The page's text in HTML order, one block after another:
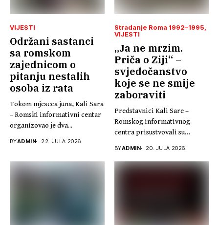
VIJESTI
Održani sastanci
sa romskom
zajednicom o
pitanju nestalih
osoba iz rata
Tokom mjeseca juna, Kali Sara
– Romski informativni centar
organizovao je dva...
BYADMIN 22. JULA 2026.
Stradanje Roma 1992–1995
VIJESTI
„Ja ne mrzim.
Priča o Ziji“ –
svjedočanstvo
koje se ne smije
zaboraviti
Predstavnici Kali Sare –
Romskog informativnog
centra prisustvovali su
BYADMIN 20. JULA 2026.